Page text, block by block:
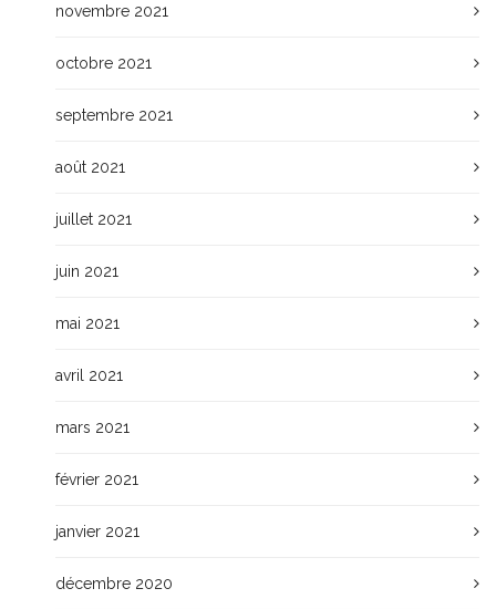
novembre 2021
octobre 2021
septembre 2021
août 2021
juillet 2021
juin 2021
mai 2021
avril 2021
mars 2021
février 2021
janvier 2021
décembre 2020